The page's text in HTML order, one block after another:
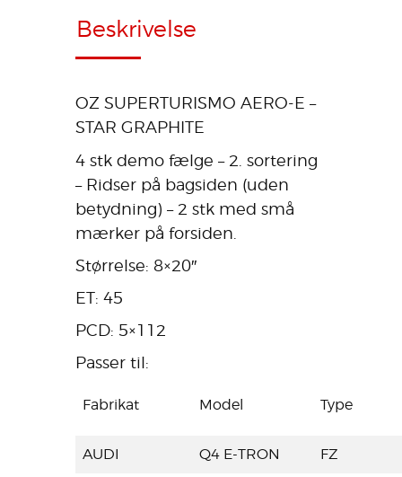
Beskrivelse
OZ SUPERTURISMO AERO-E –
STAR GRAPHITE
4 stk demo fælge – 2. sortering
– Ridser på bagsiden (uden
betydning) – 2 stk med små
mærker på forsiden.
Størrelse: 8×20″
ET: 45
PCD: 5×112
Passer til:
Fabrikat Model Type
AUDI Q4 E-TRON FZ